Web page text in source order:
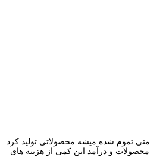
تموم شده میشه محصولاتی تولید کرد
محصولات و درآمد این کمی از هزینه های